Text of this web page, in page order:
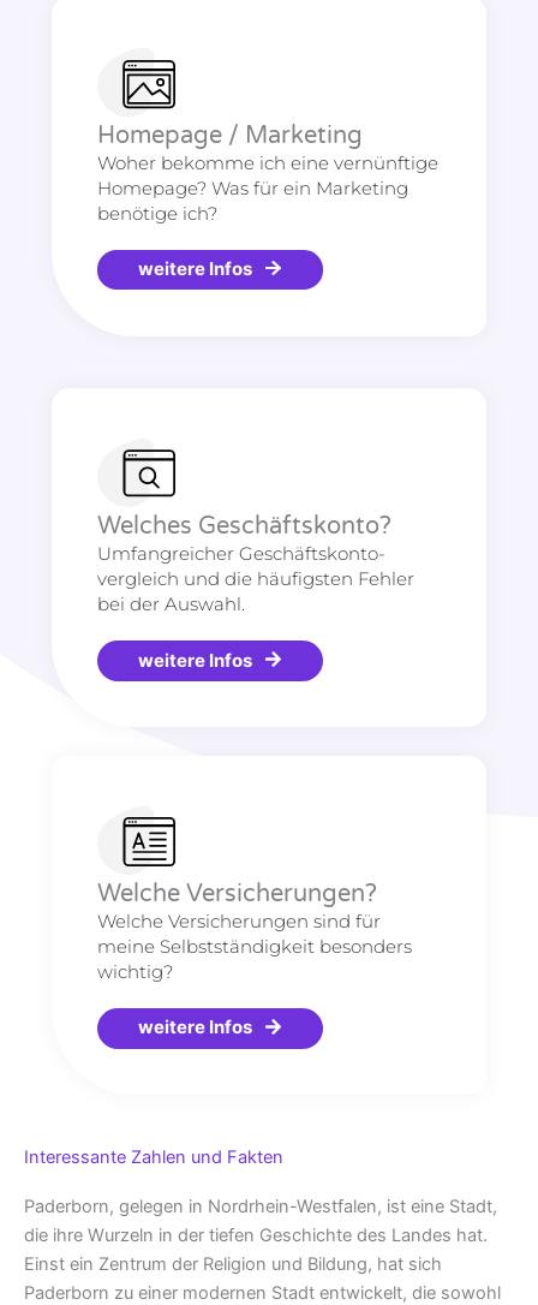
Homepage / Marketing
Woher bekomme ich eine vernünftige
Homepage? Was für ein Marketing
benötige ich?
weitere Infos
Welches Geschäftskonto?
Umfangreicher Geschäftskonto-
vergleich und die häufigsten Fehler
bei der Auswahl.
weitere Infos
Welche Versicherungen?
Welche Versicherungen sind für
meine Selbstständigkeit besonders
wichtig?
weitere Infos
Interessante Zahlen und Fakten
Paderborn, gelegen in Nordrhein-Westfalen, ist eine Stadt,
die ihre Wurzeln in der tiefen Geschichte des Landes hat.
Einst ein Zentrum der Religion und Bildung, hat sich
Paderborn zu einer modernen Stadt entwickelt, die sowohl